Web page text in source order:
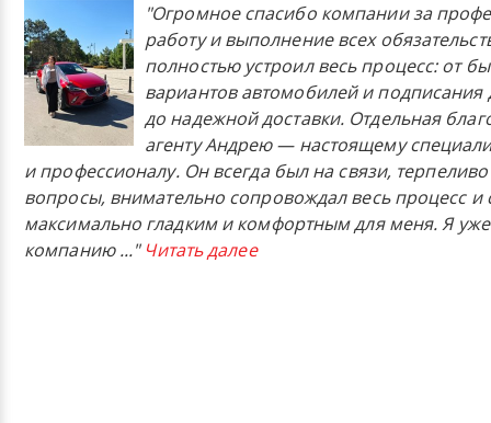
"Огромное спасибо компании за
работу и выполнение всех
полностью устроил весь процесс: от
вариантов автомобилей и подписания
до надежной доставки. Отдельная
агенту Андрею — настоящему
и профессионалу. Он всегда был на связи,
вопросы, внимательно сопровождал весь процесс и
максимально гладким и комфортным для меня. Я
компанию..." Читать далее